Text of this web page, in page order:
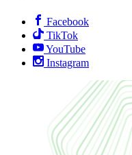
Facebook
TikTok
YouTube
Instagram